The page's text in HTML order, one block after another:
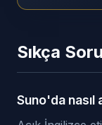
Sıkça
Suno'da nasıl